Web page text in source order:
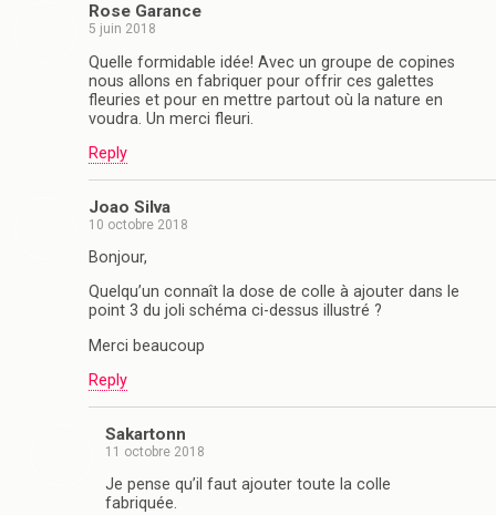
Rose Garance
5 juin 2018
Quelle formidable idée! Avec un groupe de copines
nous allons en fabriquer pour offrir ces galettes
fleuries et pour en mettre partout où la nature en
voudra. Un merci fleuri.
Reply
Joao Silva
10 octobre 2018
Bonjour,
Quelqu’un connaît la dose de colle à ajouter dans le
point 3 du joli schéma ci-dessus illustré ?
Merci beaucoup
Reply
Sakartonn
11 octobre 2018
Je pense qu’il faut ajouter toute la colle
fabriquée.